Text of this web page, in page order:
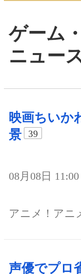
ゲーム
ニュー
映画ちいか
景
39
08月08日 11:00
アニメ！アニ
声優でプロ